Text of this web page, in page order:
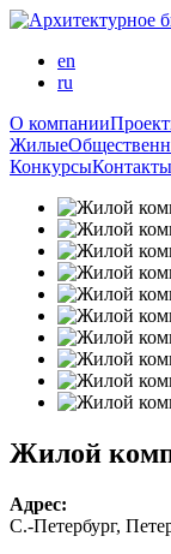
en
ru
О компании
Жилые
КонкурсыКонтакты
Жилой
Адрес:
С.-Петербург,